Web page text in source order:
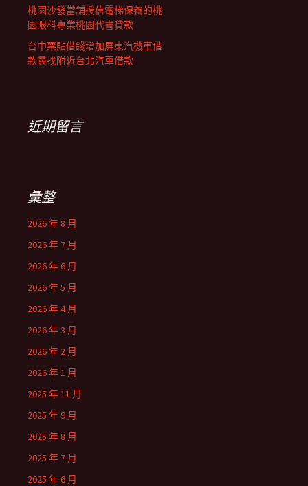
桃園沙發當舖授信電梯保養的桃
園眼科專業桃園代書貸款
台中票貼借錢增加屏東汽機車借
款尋找附近台北汽車借款
近期留言
彙整
2026 年 8 月
2026 年 7 月
2026 年 6 月
2026 年 5 月
2026 年 4 月
2026 年 3 月
2026 年 2 月
2026 年 1 月
2025 年 11 月
2025 年 9 月
2025 年 8 月
2025 年 7 月
2025 年 6 月